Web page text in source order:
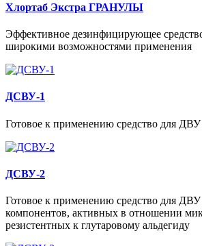
Хлортаб Экстра ГРАНУЛЫ
Эффективное дезинфицирующее
широкими возможностями применения
ДСВУ-1
Готовое к применению средство для ДВУ
ДСВУ-2
Готовое к применению средство для
компонентов, активных в отношении
резистентных к глутаровому альдегиду